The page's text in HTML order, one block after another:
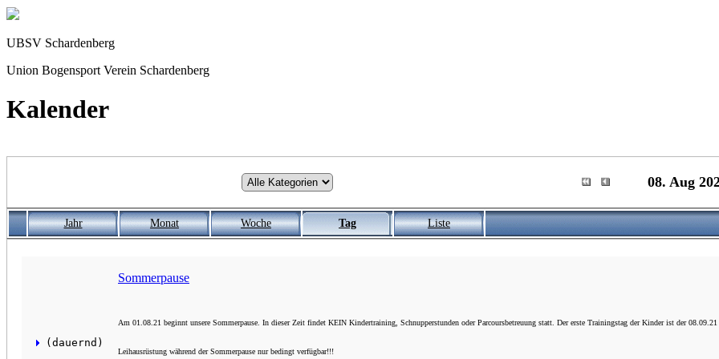
UBSV Schardenberg
Union Bogensport Verein Schardenberg
Kalender
08. Aug
Jahr Monat Woche Tag Liste
(dauernd)
Sommerpause
Am 01.08.21 beginnt unsere Sommerpause. In dieser Zeit findet KEIN Kindertraining, Schnupperstunden oder Parcoursbetreuung statt. Der erste Trainingstag der Kinder ist der 08.09.21
Leihausrüstung während der Sommerpause nur bedingt verfügbar!!!